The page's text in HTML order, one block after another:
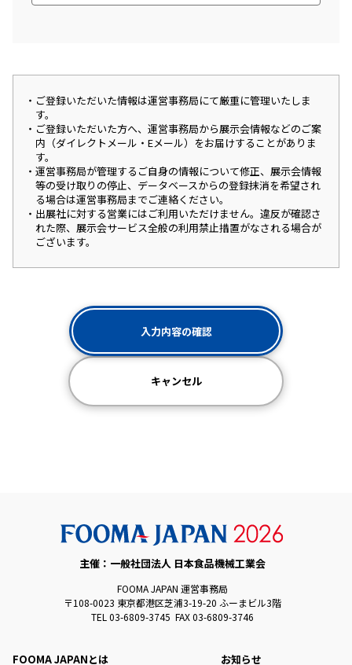
ご登録いただいた情報は運営事務局にて厳重に管理いたしま
す。
ご登録いただいた方へ、運営事務局から展示会情報などのご案
内（ダイレクトメール・Eメール）をお届けすることがありま
す。
運営事務局が管理するご自身の情報について修正、展示会情報
等の受け取りの停止、データベースからの登録抹消を希望され
る場合は運営事務局までご連絡ください。
出展社に対する営業にはご利用いただけません。違反が確認さ
れた際、展示会サービス全般の利用禁止措置がなされる場合が
ございます。
キャンセル
入力内容の確認
主催：一般社団法人 日本食品機械工業会
FOOMA JAPAN 運営事務局
〒108-0023 東京都港区芝浦3-19-20 ふーまビル3階
TEL 03-6809-3745 FAX 03-6809-3746
FOOMA JAPANとは お知らせ